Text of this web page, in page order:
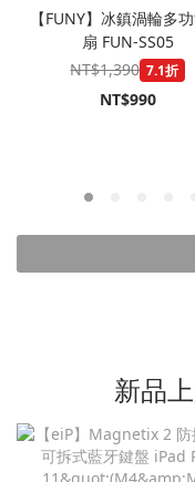
【FUNY】冰鎮渦輪多
扇 FUN-SS05
NT$1,390 7.1折
NT$990
新品